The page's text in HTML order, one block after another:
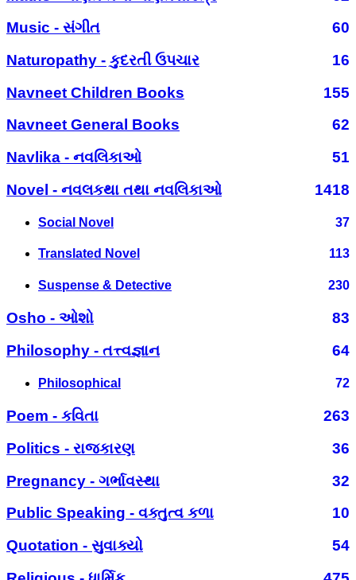
Music - સંગીત
60
Naturopathy - કુદરતી ઉપચાર
16
Navneet Children Books
155
Navneet General Books
62
Navlika - નવલિકાઓ
51
Novel - નવલકથા તથા નવલિકાઓ
1418
Social Novel 37
Translated Novel 113
Suspense & Detective 230
Osho - ઓશો
83
Philosophy - તત્ત્વજ્ઞાન
64
Philosophical 72
Poem - કવિતા
263
Politics - રાજકારણ
36
Pregnancy - ગર્ભાવસ્થા
32
Public Speaking - વક્તુત્વ કળા
10
Quotation - સુવાક્યો
54